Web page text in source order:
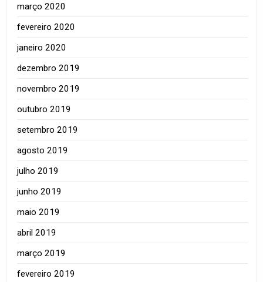
março 2020
fevereiro 2020
janeiro 2020
dezembro 2019
novembro 2019
outubro 2019
setembro 2019
agosto 2019
julho 2019
junho 2019
maio 2019
abril 2019
março 2019
fevereiro 2019